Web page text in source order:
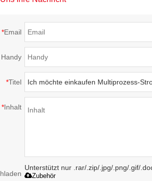
*Email
Handy
*Titel
*Inhalt
Unterstützt nur .rar/.zip/.jpg/.png/.gif/
Zubehör